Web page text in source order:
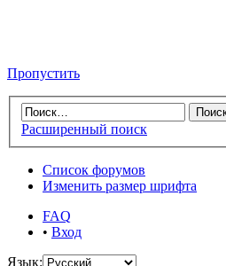
Пропустить
Расширенный поиск
Список форумов
Изменить размер шрифта
FAQ
• Вход
Язык: